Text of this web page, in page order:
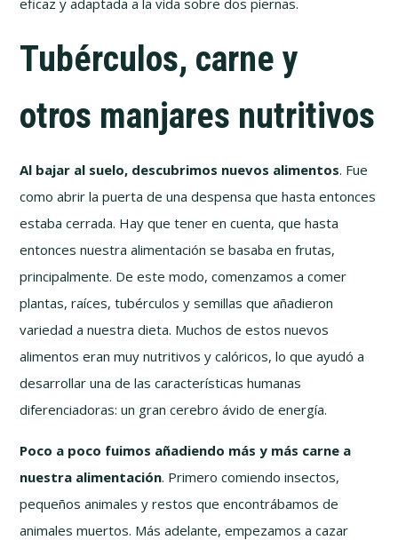
Tubérculos, carne y
otros manjares nutritivos
Al bajar al suelo, descubrimos nuevos alimentos. Fue
como abrir la puerta de una despensa que hasta entonces
estaba cerrada. Hay que tener en cuenta, que hasta
entonces nuestra alimentación se basaba en frutas,
principalmente. De este modo, comenzamos a comer
plantas, raíces, tubérculos y semillas que añadieron
variedad a nuestra dieta. Muchos de estos nuevos
alimentos eran muy nutritivos y calóricos, lo que ayudó a
desarrollar una de las características humanas
diferenciadoras: un gran cerebro ávido de energía.
Poco a poco fuimos añadiendo más y más carne a
nuestra alimentación. Primero comiendo insectos,
pequeños animales y restos que encontrábamos de
animales muertos. Más adelante, empezamos a cazar